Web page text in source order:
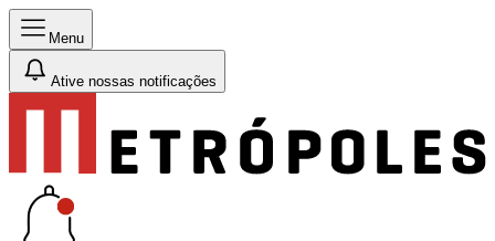
Menu
Ative nossas notificações